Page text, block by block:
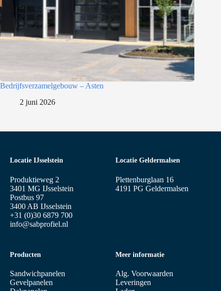
Bedrijfsverzamelgebouw – Asten
2 juni 2026
Locatie IJsselstein
Produktieweg 2
3401 MG IJsselstein
Postbus 97
3400 AB IJsselstein
+31 (0)30 6879 700
info@sabprofiel.nl
Producten
Sandwichpanelen
Gevelpanelen
Meer informatie
Alg. Voorwaarden
Leveringen
Locatie Geldermalsen
Plettenburglaan 16
4191 PG Geldermalsen